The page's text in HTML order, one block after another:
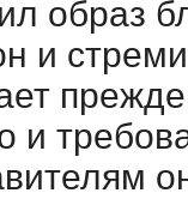
образ
и